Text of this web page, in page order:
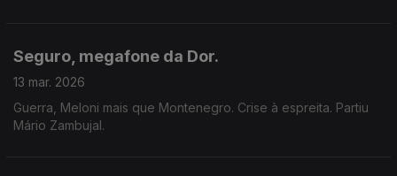
Seguro, megafone da Dor.
13 mar. 2026
Guerra, Meloni mais que Montenegro. Crise à espreita. Partiu
Mário Zambujal.